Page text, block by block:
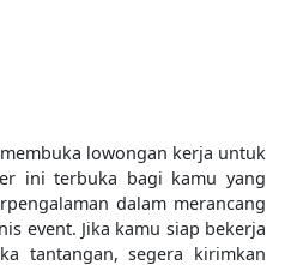
lowongan kerja untuk
ini terbuka bagi kamu yang
dalam merancang
event. Jika kamu siap bekerja
tantangan, segera kirimkan